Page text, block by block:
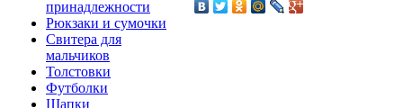
принадлежности
Рюкзаки и сумочки
Свитера для
мальчиков
Толстовки
Футболки
Шапки